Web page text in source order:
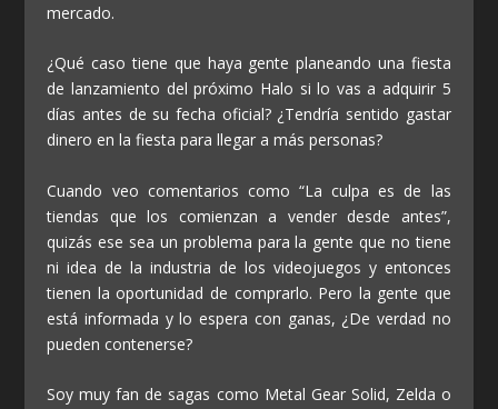
mercado.
¿Qué caso tiene que haya gente planeando una fiesta
de lanzamiento del próximo Halo si lo vas a adquirir 5
días antes de su fecha oficial? ¿Tendría sentido gastar
dinero en la fiesta para llegar a más personas?
Cuando veo comentarios como “La culpa es de las
tiendas que los comienzan a vender desde antes”,
quizás ese sea un problema para la gente que no tiene
ni idea de la industria de los videojuegos y entonces
tienen la oportunidad de comprarlo. Pero la gente que
está informada y lo espera con ganas, ¿De verdad no
pueden contenerse?
Soy muy fan de sagas como Metal Gear Solid, Zelda o